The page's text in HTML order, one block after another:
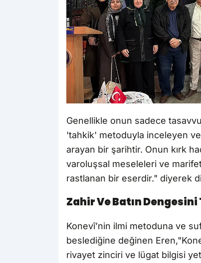
Genellikle onun sadece
'tahkik' metoduyla inceleyen
arayan bir şarihtir. Onun kırk
varoluşsal meseleleri ve
rastlanan bir eserdir." diyerek
Zahir Ve Batın Dengesini
Konevî’nin ilmi metoduna ve
beslediğine değinen
rivayet zinciri ve lügat bilgisi